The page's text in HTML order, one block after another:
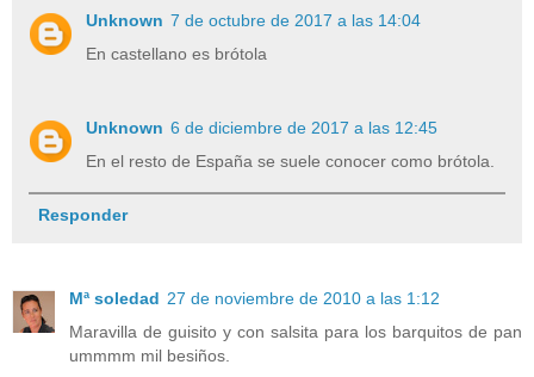
Unknown 7 de octubre de 2017 a las 14:04
En castellano es brótola
Unknown 6 de diciembre de 2017 a las 12:45
En el resto de España se suele conocer como brótola.
Responder
Mª soledad 27 de noviembre de 2010 a las 1:12
Maravilla de guisito y con salsita para los barquitos de pan
ummmm mil besiños.